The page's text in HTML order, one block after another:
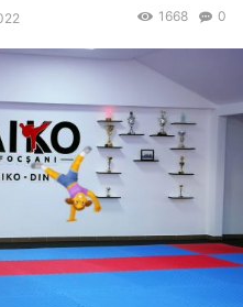
0
1668